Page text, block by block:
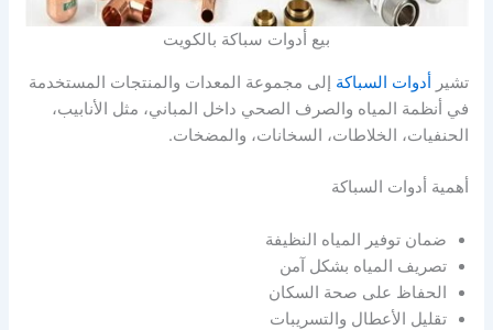
بيع أدوات سباكة بالكويت
تشير أدوات السباكة إلى مجموعة المعدات والمنتجات المستخدمة
في أنظمة المياه والصرف الصحي داخل المباني، مثل الأنابيب،
الحنفيات، الخلاطات، السخانات، والمضخات.
أهمية أدوات السباكة
ضمان توفير المياه النظيفة
تصريف المياه بشكل آمن
الحفاظ على صحة السكان
تقليل الأعطال والتسريبات